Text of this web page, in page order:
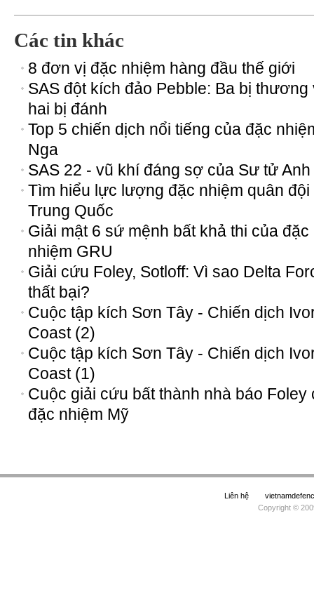
Các tin khác
8 đơn vị đặc nhiệm hàng đầu thế giới
SAS đột kích đảo Pebble: Ba bị thương
hai bị đánh
Top 5 chiến dịch nổi tiếng của đặc
Nga
SAS 22 - vũ khí đáng sợ của Sư tử Anh
Tìm hiểu lực lượng đặc nhiệm quân đội
Trung Quốc
Giải mật 6 sứ mệnh bất khả thi của đặc
nhiệm GRU
Giải cứu Foley, Sotloff: Vì sao Delta
thất bại?
Cuộc tập kích Sơn Tây - Chiến dịch
Coast (2)
Cuộc tập kích Sơn Tây - Chiến dịch
Coast (1)
Cuộc giải cứu bất thành nhà báo Foley
đặc nhiệm Mỹ
Liên hệ
Copyright ©